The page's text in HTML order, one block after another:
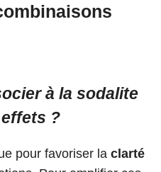
à la sodalite
?
pour favoriser la clarté